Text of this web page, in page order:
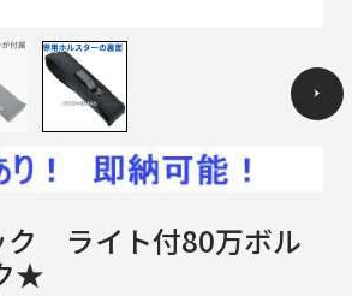
ク ライト付80万ボル
★